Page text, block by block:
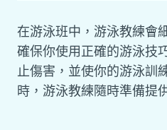
在游泳班中，游泳教練會
確保你使用正確的游泳技
止傷害，並使你的游泳訓
時，游泳教練隨時準備提